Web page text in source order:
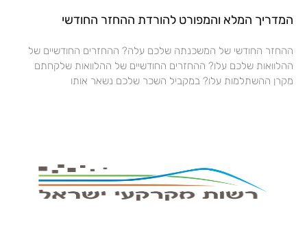
המדריך המלא והמפורט להורדת ההחזר החודשי
ההחזר החודשי של המשכנתה שלכם עלה? ההחזרים החודשיים של
ההלוואות שלכם עלו? ההחזרים החודשיים של ההלוואות שלקחתם
מקרן ההשתלמות עלו? במקביל השכר שלכם נשאר אותו